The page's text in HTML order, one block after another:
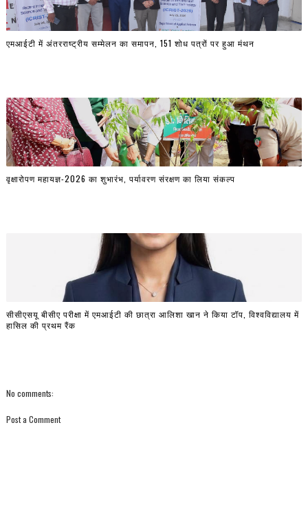
एमआईटी में अंतरराष्ट्रीय सम्मेलन का समापन, 151 शोध पत्रों पर हुआ मंथन
वृक्षारोपण महायज्ञ-2026 का शुभारंभ, पर्यावरण संरक्षण का लिया संकल्प
सीसीएसयू बीसीए परीक्षा में एमआईटी की छात्रा आलिशा खान ने किया टॉप, विश्वविद्यालय में
हासिल की प्रथम रैंक
No comments:
Post a Comment